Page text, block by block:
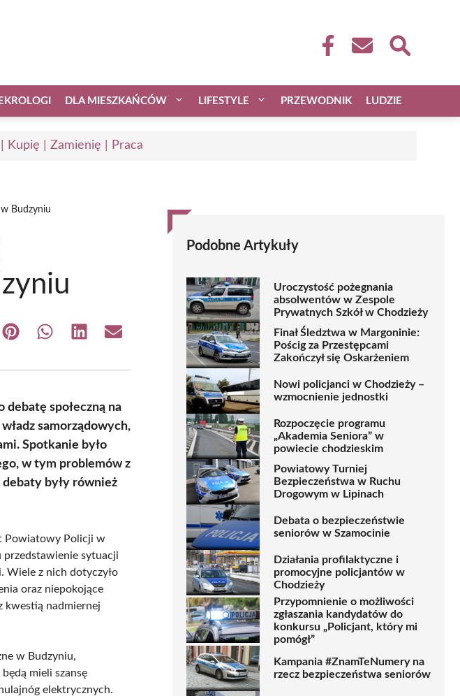
DLA MIESZKAŃCÓW LIFESTYLE PRZEWODNIK LUDZIE
Kupię | Zamienię | Praca
Budzyniu
Share Share Share Share
społeczną na
samorządowych,
Spotkanie było
w tym problemów z
były również
Powiatowy Policji w
przedstawienie sytuacji
Wiele z nich dotyczyło
oraz niepokojące
kwestią nadmiernej
w Budzyniu,
mieli szansę
elektrycznych.
Podobne Artykuły
Uroczystość pożegnania
absolwentów w Zespole
Prywatnych Szkół w Chodzieży
Finał Śledztwa w Margoninie:
Pościg za Przestępcami
Zakończył się Oskarżeniem
Nowi policjanci w Chodzieży –
wzmocnienie jednostki
Rozpoczęcie programu
„Akademia Seniora” w
powiecie chodzieskim
Powiatowy Turniej
Bezpieczeństwa w Ruchu
Drogowym w Lipinach
Debata o bezpieczeństwie
seniorów w Szamocinie
Działania profilaktyczne i
promocyjne policjantów w
Chodzieży
Przypomnienie o możliwości
zgłaszania kandydatów do
konkursu „Policjant, który mi
pomógł”
Kampania #ZnamTeNumery na
rzecz bezpieczeństwa seniorów